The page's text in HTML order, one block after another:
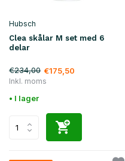
Hubsch
Clea skålar M set med 6
delar
€234,00 €175,50
Inkl. moms
• I lager